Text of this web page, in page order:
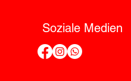
Soziale Medien